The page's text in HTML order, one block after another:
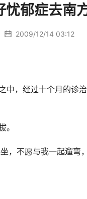
忧郁症去南
2009/12/14 03:12
中，经过十个月的诊
。
，不愿与我一起遛弯